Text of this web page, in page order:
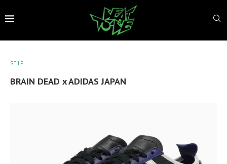
STILE
BRAIN DEAD x ADIDAS JAPAN